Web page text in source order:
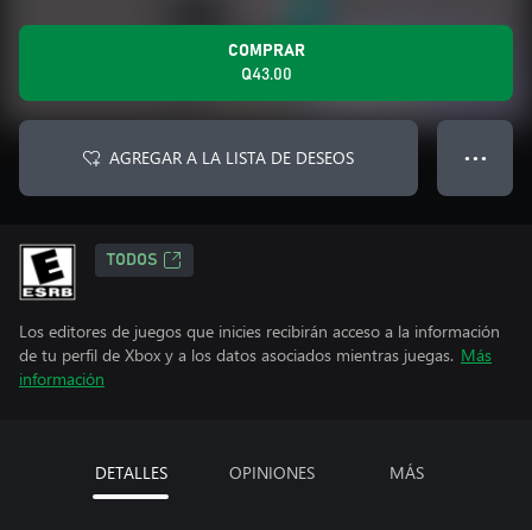
COMPRAR
Q43.00
AGREGAR A LA LISTA DE DESEOS ● ● ●
TODOS
Los editores de juegos que inicies recibirán acceso a la información
de tu perfil de Xbox y a los datos asociados mientras juegas. Más
información
DETALLES OPINIONES MÁS